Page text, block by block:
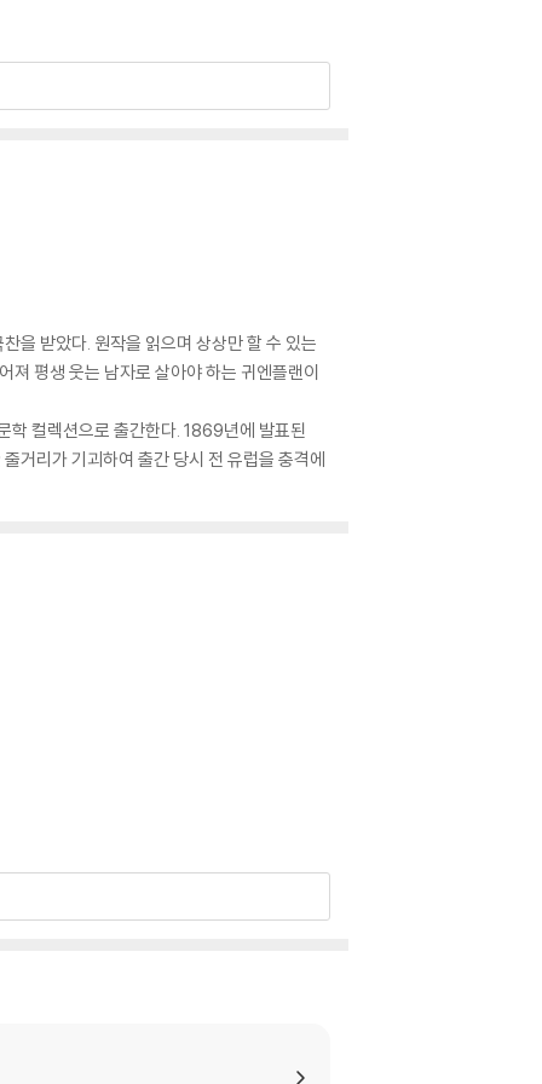
찬을 받았다. 원작을 읽으며 상상만 할 수 있는
져 평생 웃는 남자로 살아야 하는 귀엔플랜이
학 컬렉션으로 출간한다. 1869년에 발표된
거리가 기괴하여 출간 당시 전 유럽을 충격에